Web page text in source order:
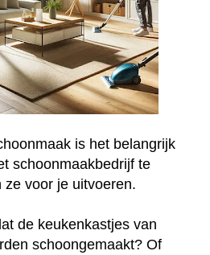
is het belangrijk
schoonmaakbedrijf te
voor je uitvoeren.
de keukenkastjes van
schoongemaakt? Of